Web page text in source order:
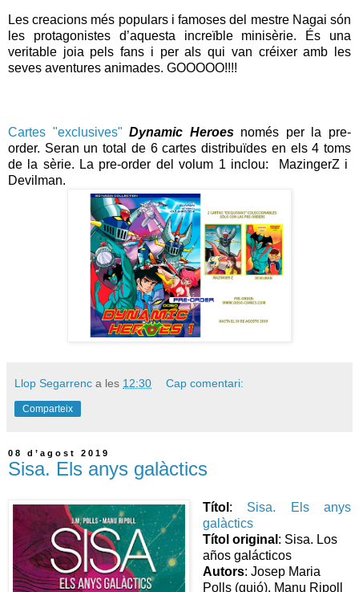
Les creacions més populars i famoses del mestre Nagai són
les protagonistes d’aquesta increïble minisèrie. És una
veritable joia pels fans i per als qui van créixer amb les
seves aventures animades. GOOOOO!!!!
Cartes "exclusives" Dynamic Heroesnomés per la pre-
order. Seran un total de 6 cartes distribuïdes en els 4 toms
de la sèrie. La pre-order del volum 1 inclou: MazingerZ i
Devilman.
Llop Segarrenc a les 12:30 Cap comentari:
Comparteix
08 d’agost 2019
Sisa. Els anys galàctics
Títol : Sisa. Els anys
galàctics
Títol original : Sisa. Los
años galácticos
Autors: Josep Maria
Polls (guió), Manu Ripoll